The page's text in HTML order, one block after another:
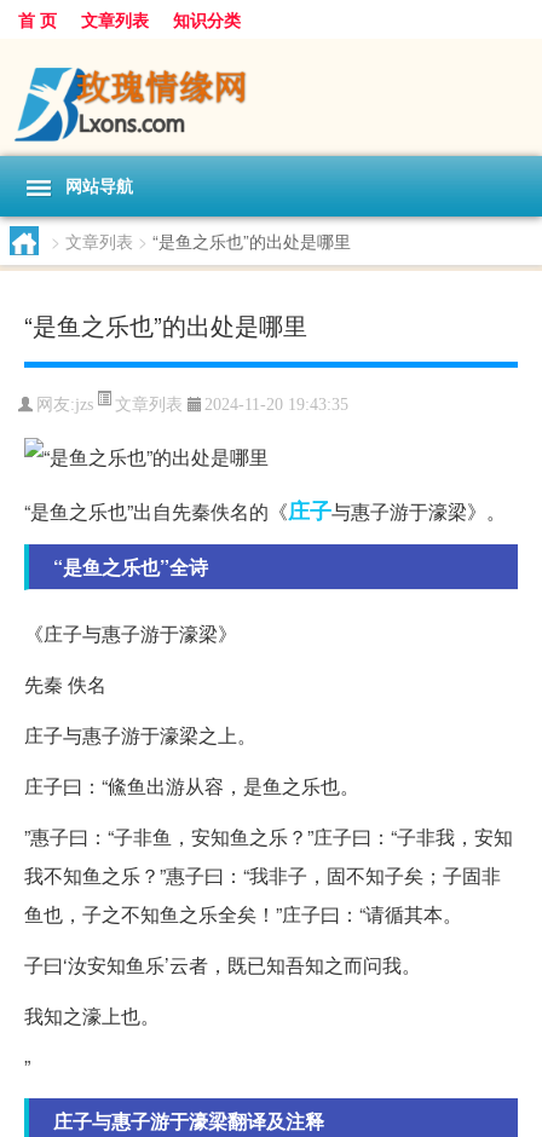
首 页 文章列表 知识分类
网站导航
> 文章列表 > “是鱼之乐也”的出处是哪里
“是鱼之乐也”的出处是哪里
网友:jzs 文章列表 2024-11-20 19:43:35
“是鱼之乐也”出自先秦佚名的《庄子与惠子游于濠梁》。
“是鱼之乐也”全诗
《庄子与惠子游于濠梁》
先秦 佚名
庄子与惠子游于濠梁之上。
庄子曰：“鯈鱼出游从容，是鱼之乐也。
”惠子曰：“子非鱼，安知鱼之乐？”庄子曰：“子非我，安知
我不知鱼之乐？”惠子曰：“我非子，固不知子矣；子固非
鱼也，子之不知鱼之乐全矣！”庄子曰：“请循其本。
子曰‘汝安知鱼乐’云者，既已知吾知之而问我。
我知之濠上也。
”
庄子与惠子游于濠梁翻译及注释